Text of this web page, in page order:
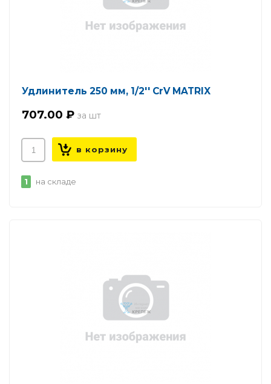
Удлинитель 250 мм, 1/2'' CrV MATRIX
707.00 ₽
1 на складе